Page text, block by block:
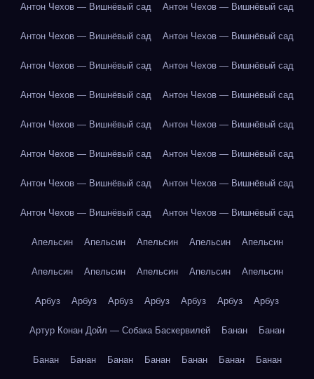
Антон Чехов — Вишнёвый сад Антон Чехов — Вишнёвый сад
Антон Чехов — Вишнёвый сад Антон Чехов — Вишнёвый сад
Антон Чехов — Вишнёвый сад Антон Чехов — Вишнёвый сад
Антон Чехов — Вишнёвый сад Антон Чехов — Вишнёвый сад
Антон Чехов — Вишнёвый сад Антон Чехов — Вишнёвый сад
Антон Чехов — Вишнёвый сад Антон Чехов — Вишнёвый сад
Антон Чехов — Вишнёвый сад Антон Чехов — Вишнёвый сад
Антон Чехов — Вишнёвый сад Антон Чехов — Вишнёвый сад
Апельсин Апельсин Апельсин Апельсин Апельсин
Апельсин Апельсин Апельсин Апельсин Апельсин
Арбуз Арбуз Арбуз Арбуз Арбуз Арбуз Арбуз
Артур Конан Дойл — Собака Баскервилей Банан Банан
Банан Банан Банан Банан Банан Банан Банан